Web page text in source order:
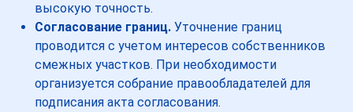
высокую точность.
Согласование границ. Уточнение границ
проводится с учетом интересов собственников
смежных участков. При необходимости
организуется собрание правообладателей для
подписания акта согласования.